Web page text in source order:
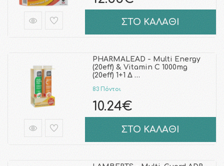
ΣΤΟ ΚΑΛΑΘΙ
PHARMALEAD - Multi Energy
(20eff) & Vitamin C 1000mg
(20eff) 1+1 Δ …
83 Πόντοι
10.24€
ΣΤΟ ΚΑΛΑΘΙ